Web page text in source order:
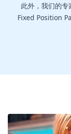
此外，我们的
Fixed Position